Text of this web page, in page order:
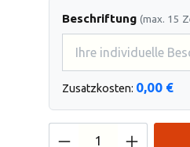
Beschriftung (max. 15
Zusatzkosten: 0,00 €
Produkt